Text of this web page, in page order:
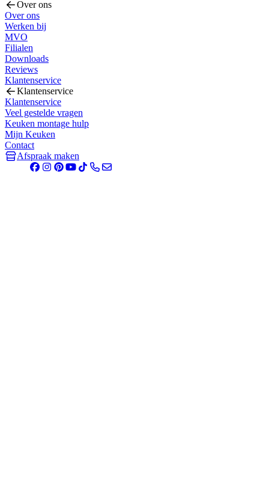
Over ons
Over ons
Werken bij
MVO
Filialen
Downloads
Reviews
Klantenservice
Klantenservice
Klantenservice
Veel gestelde vragen
Keuken montage hulp
Mijn Keuken
Contact
Afspraak maken